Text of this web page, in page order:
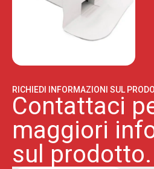
RICHIEDI INFORMAZIONI SUL
Contattaci
maggiori
sul prodotto.